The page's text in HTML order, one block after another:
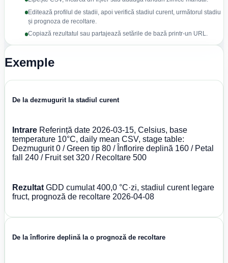
Editează profilul de stadii, apoi verifică stadiul curent, următorul stadiu
și prognoza de recoltare.
Copiază rezultatul sau partajează setările de bază printr-un URL.
Exemple
De la dezmugurit la stadiul curent
IntrareReferință date 2026-03-15, Celsius, base
temperature 10°C, daily mean CSV, stage table:
Dezmugurit 0 / Green tip 80 / Înflorire deplină 160 / Petal
fall 240 / Fruit set 320 / Recoltare 500
RezultatGDD cumulat 400,0 °C·zi, stadiul curent legare
fruct, prognoză de recoltare 2026-04-08
De la înflorire deplină la o prognoză de recoltare